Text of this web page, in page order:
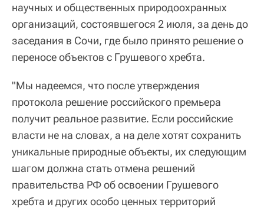
научных и общественных природоохранных
организаций, состоявшегося 2 июля, за день до
заседания в Сочи, где было принято решение о
переносе объектов с Грушевого хребта.
"Мы надеемся, что после утверждения
протокола решение российского премьера
получит реальное развитие. Если российские
власти не на словах, а на деле хотят сохранить
уникальные природные объекты, их следующим
шагом должна стать отмена решений
правительства РФ об освоении Грушевого
хребта и других особо ценных территорий